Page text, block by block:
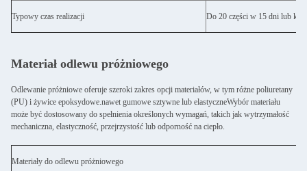
Typowy czas realizacji Do 20 części w 15 dni lub
Materiał odlewu próżniowego
Odlewanie próżniowe oferuje szeroki zakres opcji materiałów, w tym różne poliuretany
(PU) i żywice epoksydowe.nawet gumowe sztywne lub elastyczneWybór materiału
może być dostosowany do spełnienia określonych wymagań, takich jak wytrzymałość
mechaniczna, elastyczność, przejrzystość lub odporność na ciepło.
Materiały do odlewu próżniowego